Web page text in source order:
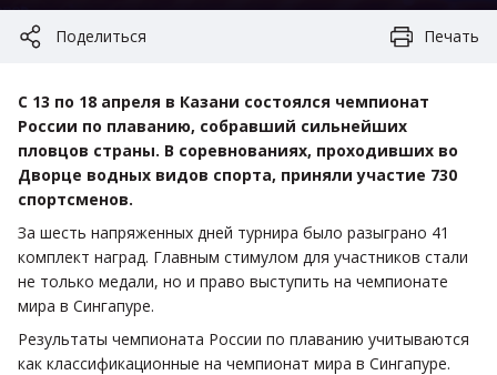
Поделиться Печать
С 13 по 18 апреля в Казани состоялся чемпионат
России по плаванию, собравший сильнейших
пловцов страны. В соревнованиях, проходивших во
Дворце водных видов спорта, приняли участие 730
спортсменов.
За шесть напряженных дней турнира было разыграно 41
комплект наград. Главным стимулом для участников стали
не только медали, но и право выступить на чемпионате
мира в Сингапуре.
Результаты чемпионата России по плаванию учитываются
как классификационные на чемпионат мира в Сингапуре.